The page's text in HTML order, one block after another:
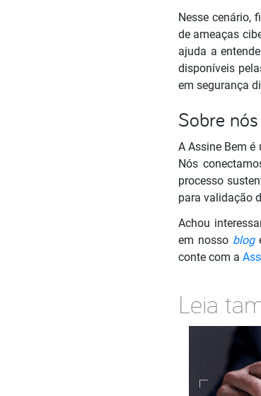
Nesse cenário,
de ameaças
ajuda a
disponíveis
em segurança
Sobre nós
A Assine Bem
Nós
processo
para validação
Achou
em nosso blog
conte com a
Leia